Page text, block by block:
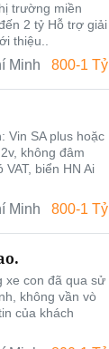
trường miền
2 tỷ Hỗ trợ giải
thiệu..
Minh 800-1 Tỷ
Vin SA plus hoặc
không đâm
biển HN Ai
Minh 800-1 Tỷ
xe con đã qua sử
không vần vò
của khách